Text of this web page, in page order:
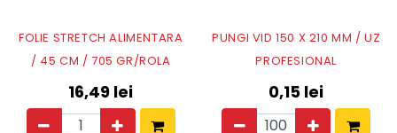
FOLIE STRETCH ALIMENTARA
/ 45 CM / 705 GR/ROLA
16,49 lei
PUNGI VID 150 X 210 MM / UZ
PROFESIONAL
0,15 lei